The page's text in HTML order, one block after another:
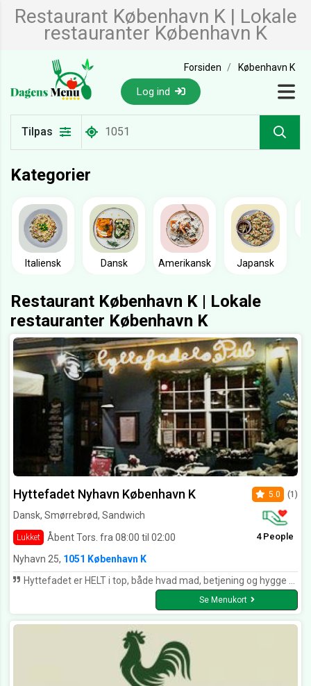
Restaurant København K | Lokale
restauranter København K
Forsiden København K
Log ind
Tilpas
Kategorier
Italiensk Dansk Amerikansk Japansk
Restaurant København K | Lokale
restauranter København K
Hyttefadet Nyhavn København K
Dansk, Smørrebrød, Sandwich
Lukket Åbent Tors. fra 08:00 til 02:00
5.0 (1)
4 People
Nyhavn 25, 1051 København K
Hyttefadet er HELT i top, både hvad mad, betjening og hygge angår. Er virkelig et besøg værd👍🤗
Se Menukort